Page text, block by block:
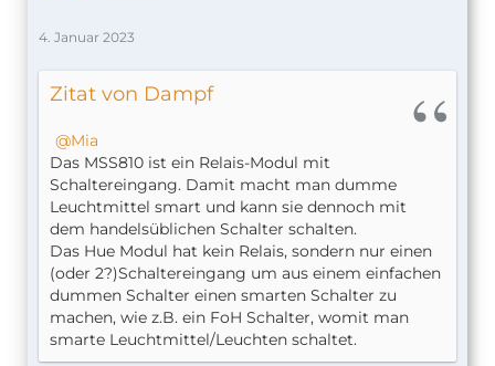
4. Januar 2023
Zitat von Dampf
Mia
Das MSS810 ist ein Relais-Modul mit
Schaltereingang. Damit macht man dumme
Leuchtmittel smart und kann sie dennoch mit
dem handelsüblichen Schalter schalten.
Das Hue Modul hat kein Relais, sondern nur einen
(oder 2?)Schaltereingang um aus einem einfachen
dummen Schalter einen smarten Schalter zu
machen, wie z.B. ein FoH Schalter, womit man
smarte Leuchtmittel/Leuchten schaltet.